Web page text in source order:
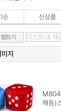
지
해동)